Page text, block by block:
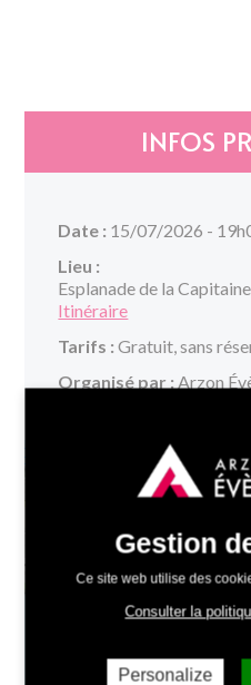
INFOS
Date : 15/07/2026 -
Lieu :
Esplanade de la
Itinéraire
Tarifs : Gratuit, sans
Organisé par : Arzon
Gestion
Ce site web utilise des
Consulter la
Personalize